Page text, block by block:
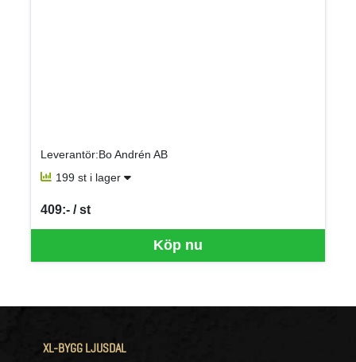
Leverantör:Bo Andrén AB
199 st i lager
Köp nu
409:- / st
SEK per ST
XL-BYGG LJUSDAL